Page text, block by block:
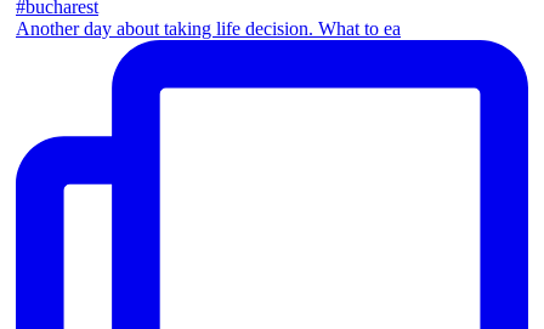
Another day about taking life decision. What to ea